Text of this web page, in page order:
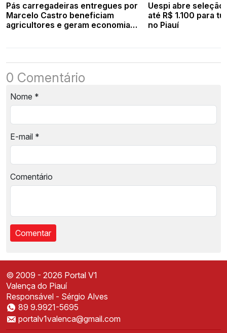
Pás carregadeiras entregues por
Marcelo Castro beneficiam
agricultores e geram economia
Uespi abre seleção
até R$ 1.100 para
no Piauí
0 Comentário
Nome *
E-mail *
Comentário
Instale o Portal V1
Acesse mais rápido direto da sua tela inicial
© 2009 - 2026 Portal V1
Valença do Piauí
Responsável - Sérgio Alves
89 9.9921-5695
portalv1valenca@gmail.com